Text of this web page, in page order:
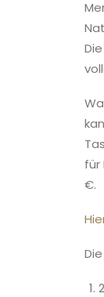
für
€.